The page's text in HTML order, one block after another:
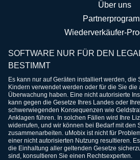
Über uns
Wiederverkäufer-
SOFTWARE NUR FÜR DEN
BESTIMMT
Es kann nur auf Geräten installiert werden, die
Kindern verwendet werden oder für die Sie
Überwachung haben. Eine nicht autorisierte
kann gegen die Gesetze Ihres Landes oder
schwerwiegenden Konsequenzen wie
Anklagen führen. In solchen Fällen wird Ihre
widerrufen, und wir können bei Bedarf mit den
zusammenarbeiten. uMobix ist nicht für
einer nicht autorisierten Nutzung resultieren.
die Einhaltung aller geltenden Gesetze
sind, konsultieren Sie einen Rechtsexperten.